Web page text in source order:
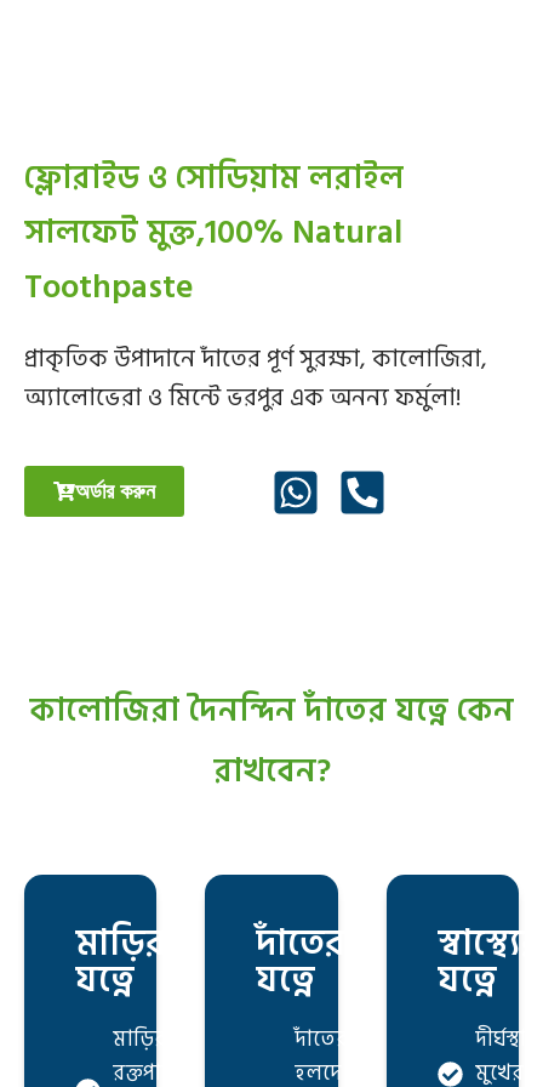
ফ্লোরাইড ও সোডিয়াম লরাইল
সালফেট মুক্ত,100% Natural
Toothpaste
প্রাকৃতিক উপাদানে দাঁতের পূর্ণ সুরক্ষা, কালোজিরা,
অ্যালোভেরা ও মিন্টে ভরপুর এক অনন্য ফর্মুলা!
অর্ডার করুন
কালোজিরা দৈনন্দিন দাঁতের যত্নে কেন
রাখবেন?
মাড়ির
যত্নে
মাড়ির
রক্তপাত
দাঁতের
যত্নে
দাঁতের
হলদে
স্বাস্থ্যের
যত্নে
মুখের